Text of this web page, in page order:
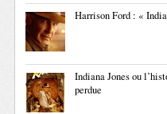
Harrison Ford : «
Indiana Jones ou
perdue